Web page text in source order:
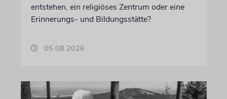
entstehen, ein religiöses Zentrum oder eine
Erinnerungs- und Bildungsstätte?
05.08.2026